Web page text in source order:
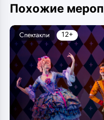
Похожие
Спектакли 12+